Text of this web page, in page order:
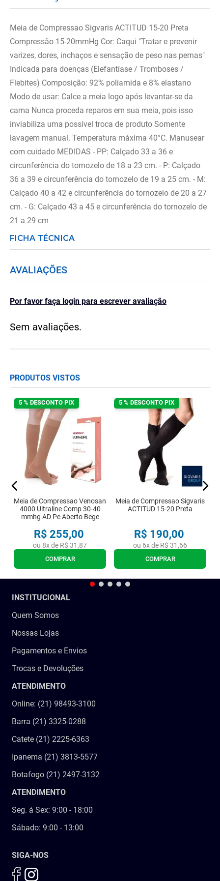
Meia de Compressao Sigvaris ACTITUD 15-20 Preta
Compressão 15-20mmHg Cor: Caqui "Tratar e prevenir
varizes, dores, inchaços e sensação de peso nas pernas"
Indicada para doenças (Elefantíase / Tromboses /
Flebites) Composição: 92% poliamida e 8% elastano
Modo de usar: Calce a meia logo após levantar-se da
cama Nunca proceda reparos em sua meia, pois isso
inviabiliza uma possível troca de produto Somente
lavagem manual. Temperatura máxima 40°C. Manusear
com cuidado MEDIDAS - PP: Calçado 33 a 36 e
circunferência do tornozelo de 18 a 23 cm. - P: Calçado
36 a 39 e circunferência do tornozelo de 19 a 25 cm. - M:
Calçado 40 a 42 e circunferência do tornozelo de 20 a 27
cm. - G: Calçado 43 a 45 e circunferência do tornozelo de
21 a 29 cm
FICHA TÉCNICA
AVALIAÇÕES
Por favor faça login para escrever avaliação
Sem avaliações.
PRODUTOS VISTOS
5 % DESCONTO PIX
Meia de Compressao Venosan
4000 Ultraline Comp 30-40
mmhg AD Pe Aberto Bege
R$ 255,00
ou 8x de R$ 31 ,87
COMPRAR
5 % DESCONTO PIX
Meia de Compressao Sigvaris
ACTITUD 15-20 Preta
R$ 190,00
ou 6x de R$ 31 ,66
COMPRAR
INSTITUCIONAL
Quem Somos
Nossas Lojas
Pagamentos e Envios
Trocas e Devoluções
ATENDIMENTO
Online: (21) 98493-3100
Barra (21) 3325-0288
Catete (21) 2225-6363
Ipanema (21) 3813-5577
Botafogo (21) 2497-3132
ATENDIMENTO
Seg. á Sex: 9:00 - 18:00
Sábado: 9:00 - 13:00
SIGA-NOS